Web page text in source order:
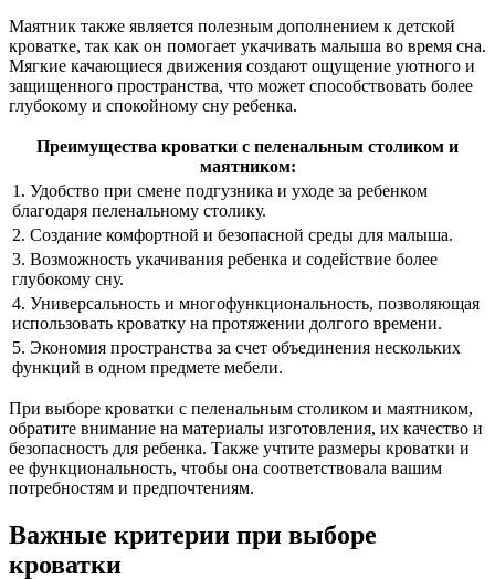
Маятник также является полезным дополнением к детской
кроватке, так как он помогает укачивать малыша во время сна.
Мягкие качающиеся движения создают ощущение уютного и
защищенного пространства, что может способствовать более
глубокому и спокойному сну ребенка.
Преимущества кроватки с пеленальным столиком и
маятником:
1. Удобство при смене подгузника и уходе за ребенком
благодаря пеленальному столику.
2. Создание комфортной и безопасной среды для малыша.
3. Возможность укачивания ребенка и содействие более
глубокому сну.
4. Универсальность и многофункциональность, позволяющая
использовать кроватку на протяжении долгого времени.
5. Экономия пространства за счет объединения нескольких
функций в одном предмете мебели.
При выборе кроватки с пеленальным столиком и маятником,
обратите внимание на материалы изготовления, их качество и
безопасность для ребенка. Также учтите размеры кроватки и
ее функциональность, чтобы она соответствовала вашим
потребностям и предпочтениям.
Важные критерии при выборе
кроватки